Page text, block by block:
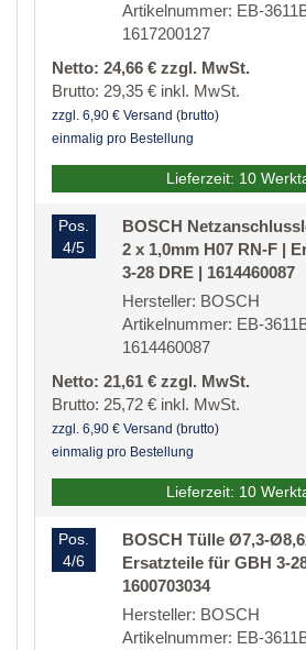
Artikelnummer: EB-
1617200127
Netto: 24,66 € zzgl. MwSt.
Brutto: 29,35 € inkl. MwSt.
zzgl. 6,90 € Versand (brutto)
einmalig pro Bestellung
Lieferzeit: 10
Pos.
4/5
BOSCH
2 x 1,0mm H07 RN-F |
3-28 DRE | 1614460087
Hersteller: BOSCH
Artikelnummer: EB-
1614460087
Netto: 21,61 € zzgl. MwSt.
Brutto: 25,72 € inkl. MwSt.
zzgl. 6,90 € Versand (brutto)
einmalig pro Bestellung
Lieferzeit: 10
Pos.
4/6
BOSCH Tülle Ø7,3-
Ersatzteile für GBH 3-
1600703034
Hersteller: BOSCH
Artikelnummer: EB-